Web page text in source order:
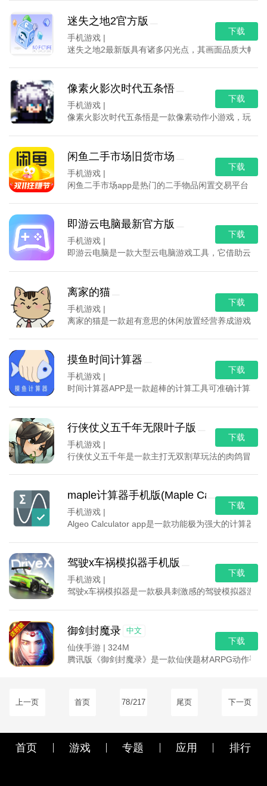
迷失之地2官方版
手机游戏 |
迷失之地2最新版具有诸多闪光点，其画面品质大幅
下载
像素火影次时代五条悟
手机游戏 |
像素火影次时代五条悟是一款像素动作小游戏，玩家
下载
闲鱼二手市场旧货市场
手机游戏 |
闲鱼二手市场app是热门的二手物品闲置交易平台，
下载
即游云电脑最新官方版
手机游戏 |
即游云电脑是一款大型云电脑游戏工具，它借助云服
下载
离家的猫
手机游戏 |
离家的猫是一款超有意思的休闲放置经营养成游戏，
下载
摸鱼时间计算器
手机游戏 |
时间计算器APP是一款超棒的计算工具可准确计算日
下载
行侠仗义五千年无限叶子版
手机游戏 |
行侠仗义五千年是一款主打无双割草玩法的肉鸽冒险
下载
maple计算器手机版(Maple Calculator)
手机游戏 |
Algeo Calculator app是一款功能极为强大的计算器
下载
驾驶x车祸模拟器手机版
手机游戏 |
驾驶x车祸模拟器是一款极具刺激感的驾驶模拟器游
下载
御剑封魔录 中文
仙侠手游 | 324M
腾讯版《御剑封魔录》是一款仙侠题材ARPG动作手
下载
上一页 首页 78/217 尾页 下一页
首页 游戏 专题 应用 排行